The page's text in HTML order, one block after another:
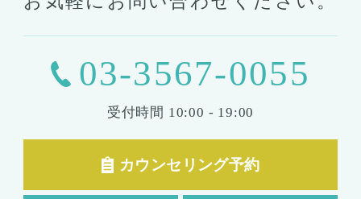
輪郭形成
小顔整形 顎の整形
ほほ骨の整形 エラの整形
03-3567-0055
受付時間 10:00 - 19:00
カウンセリング予約